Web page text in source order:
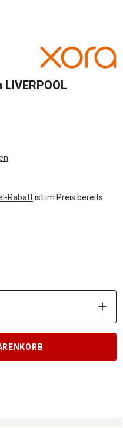
von 5 Sternen
Rabattist im Preis bereits